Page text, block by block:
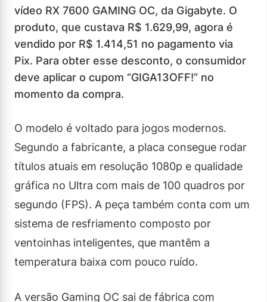
vídeo RX 7600 GAMING OC, da Gigabyte. O
produto, que custava R$ 1.629,99, agora é
vendido por R$ 1.414,51 no pagamento via
Pix. Para obter esse desconto, o consumidor
deve aplicar o cupom “GIGA13OFF!” no
momento da compra.
O modelo é voltado para jogos modernos.
Segundo a fabricante, a placa consegue rodar
títulos atuais em resolução 1080p e qualidade
gráfica no Ultra com mais de 100 quadros por
segundo (FPS). A peça também conta com um
sistema de resfriamento composto por
ventoinhas inteligentes, que mantêm a
temperatura baixa com pouco ruído.
A versão Gaming OC sai de fábrica com